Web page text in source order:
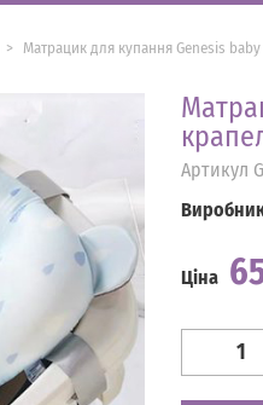
Матрацик для купання Genesis
Артикул
Ціна